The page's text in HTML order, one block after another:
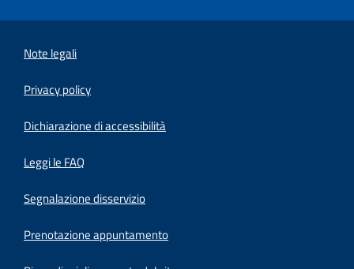
Note legali
Privacy policy
Dichiarazione di accessibilità
Leggi le FAQ
Segnalazione disservizio
Prenotazione appuntamento